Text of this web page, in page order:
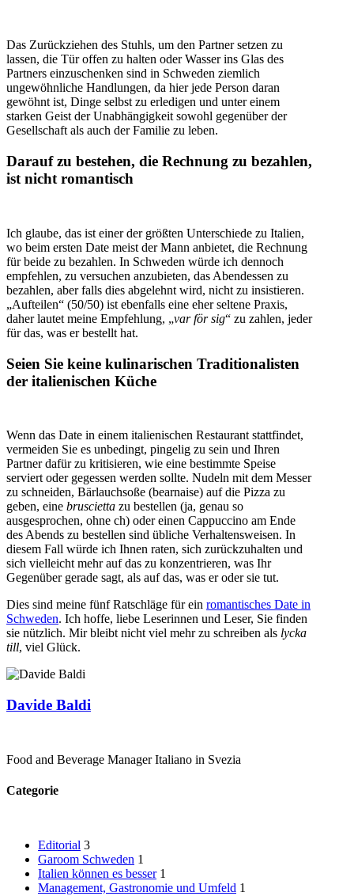
Das Zurückziehen des Stuhls, um den Partner setzen zu
lassen, die Tür offen zu halten oder Wasser ins Glas des
Partners einzuschenken sind in Schweden ziemlich
ungewöhnliche Handlungen, da hier jede Person daran
gewöhnt ist, Dinge selbst zu erledigen und unter einem
starken Geist der Unabhängigkeit sowohl gegenüber der
Gesellschaft als auch der Familie zu leben.
Darauf zu bestehen, die Rechnung zu bezahlen,
ist nicht romantisch
Ich glaube, das ist einer der größten Unterschiede zu Italien,
wo beim ersten Date meist der Mann anbietet, die Rechnung
für beide zu bezahlen. In Schweden würde ich dennoch
empfehlen, zu versuchen anzubieten, das Abendessen zu
bezahlen, aber falls dies abgelehnt wird, nicht zu insistieren.
„Aufteilen“ (50/50) ist ebenfalls eine eher seltene Praxis,
daher lautet meine Empfehlung, „var för sig“ zu zahlen, jeder
für das, was er bestellt hat.
Seien Sie keine kulinarischen Traditionalisten
der italienischen Küche
Wenn das Date in einem italienischen Restaurant stattfindet,
vermeiden Sie es unbedingt, pingelig zu sein und Ihren
Partner dafür zu kritisieren, wie eine bestimmte Speise
serviert oder gegessen werden sollte. Nudeln mit dem Messer
zu schneiden, Bärlauchsoße (bearnaise) auf die Pizza zu
geben, eine bruscietta zu bestellen (ja, genau so
ausgesprochen, ohne ch) oder einen Cappuccino am Ende
des Abends zu bestellen sind übliche Verhaltensweisen. In
diesem Fall würde ich Ihnen raten, sich zurückzuhalten und
sich vielleicht mehr auf das zu konzentrieren, was Ihr
Gegenüber gerade sagt, als auf das, was er oder sie tut.
Dies sind meine fünf Ratschläge für ein romantisches Date in
Schweden. Ich hoffe, liebe Leserinnen und Leser, Sie finden
sie nützlich. Mir bleibt nicht viel mehr zu schreiben als lycka
till, viel Glück.
Davide Baldi
Food and Beverage Manager Italiano in Svezia
Categorie
Editorial 3
Garoom Schweden 1
Italien können es besser 1
Management, Gastronomie und Umfeld 1